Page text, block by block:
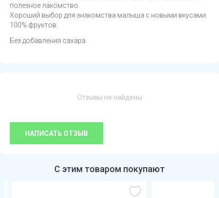
полезное лакомство.
Хороший выбор для знакомства малыша с новыми вкусами.
100% фруктов.
Без добавления сахара.
Отзывы не найдены
НАПИСАТЬ ОТЗЫВ
С этим товаром покупают